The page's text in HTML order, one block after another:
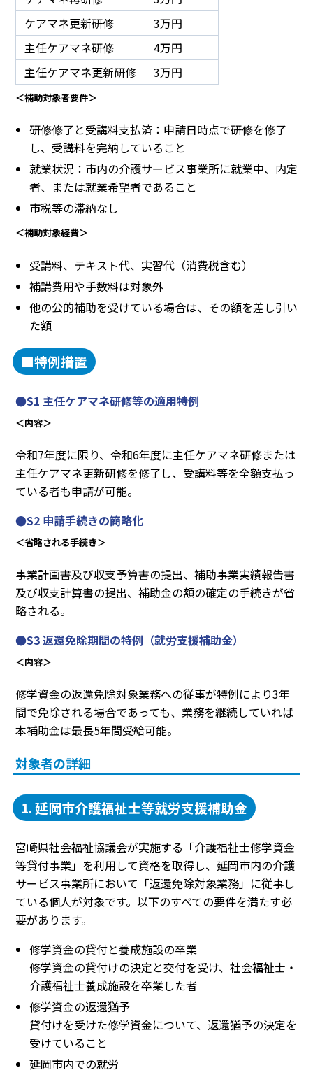
ケアマネ更新研修
3万円
主任ケアマネ研修
4万円
主任ケアマネ更新研修
3万円
＜補助対象者要件＞
研修修了と受講料支払済：申請日時点で研修を修了
し、受講料を完納していること
就業状況：市内の介護サービス事業所に就業中、内定
者、または就業希望者であること
市税等の滞納なし
＜補助対象経費＞
受講料、テキスト代、実習代（消費税含む）
補講費用や手数料は対象外
他の公的補助を受けている場合は、その額を差し引い
た額
■特例措置
●S1 主任ケアマネ研修等の適用特例
＜内容＞
令和7年度に限り、令和6年度に主任ケアマネ研修または
主任ケアマネ更新研修を修了し、受講料等を全額支払っ
ている者も申請が可能。
●S2 申請手続きの簡略化
＜省略される手続き＞
事業計画書及び収支予算書の提出、補助事業実績報告書
及び収支計算書の提出、補助金の額の確定の手続きが省
略される。
●S3 返還免除期間の特例（就労支援補助金）
＜内容＞
修学資金の返還免除対象業務への従事が特例により3年
間で免除される場合であっても、業務を継続していれば
本補助金は最長5年間受給可能。
対象者の詳細
1. 延岡市介護福祉士等就労支援補助金
宮崎県社会福祉協議会が実施する「介護福祉士修学資金
等貸付事業」を利用して資格を取得し、延岡市内の介護
サービス事業所において「返還免除対象業務」に従事し
ている個人が対象です。以下のすべての要件を満たす必
要があります。
修学資金の貸付と養成施設の卒業
修学資金の貸付けの決定と交付を受け、社会福祉士・
介護福祉士養成施設を卒業した者
修学資金の返還猶予
貸付けを受けた修学資金について、返還猶予の決定を
受けていること
延岡市内での就労